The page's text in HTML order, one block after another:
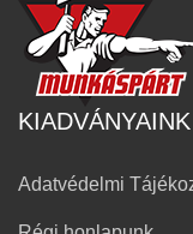
KIADVÁNYAINK
Adatvédelmi